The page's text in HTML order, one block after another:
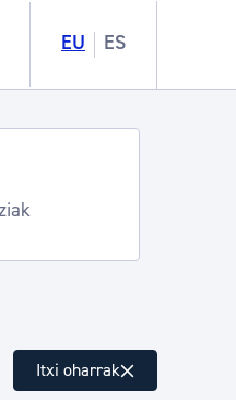
EU ES
Telmo,
Itxi oharrak